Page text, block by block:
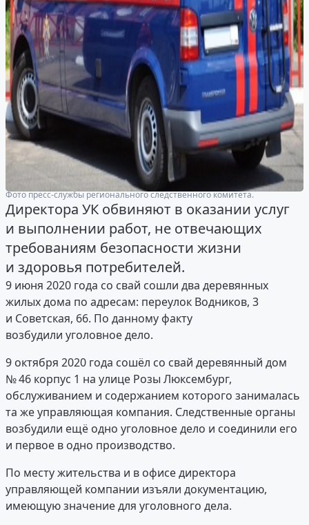
Фото пресс-службы регионального следственного комитета.
Директора УК обвиняют в оказании услуг
и выполнении работ, не отвечающих
требованиям безопасности жизни
и здоровья потребителей.
9 июня 2020 года со свай сошли два деревянных
жилых дома по адресам: переулок Водников, 3
и Советская, 66. По данному факту
возбудили уголовное дело.
9 октября 2020 года сошёл со свай деревянный дом
№ 46 корпус 1 на улице Розы Люксембург,
обслуживанием и содержанием которого занималась
та же управляющая компания. Следственные органы
возбудили ещё одно уголовное дело и соединили его
и первое в одно производство.
По месту жительства и в офисе директора
управляющей компании изъяли документацию,
имеющую значение для уголовного дела.